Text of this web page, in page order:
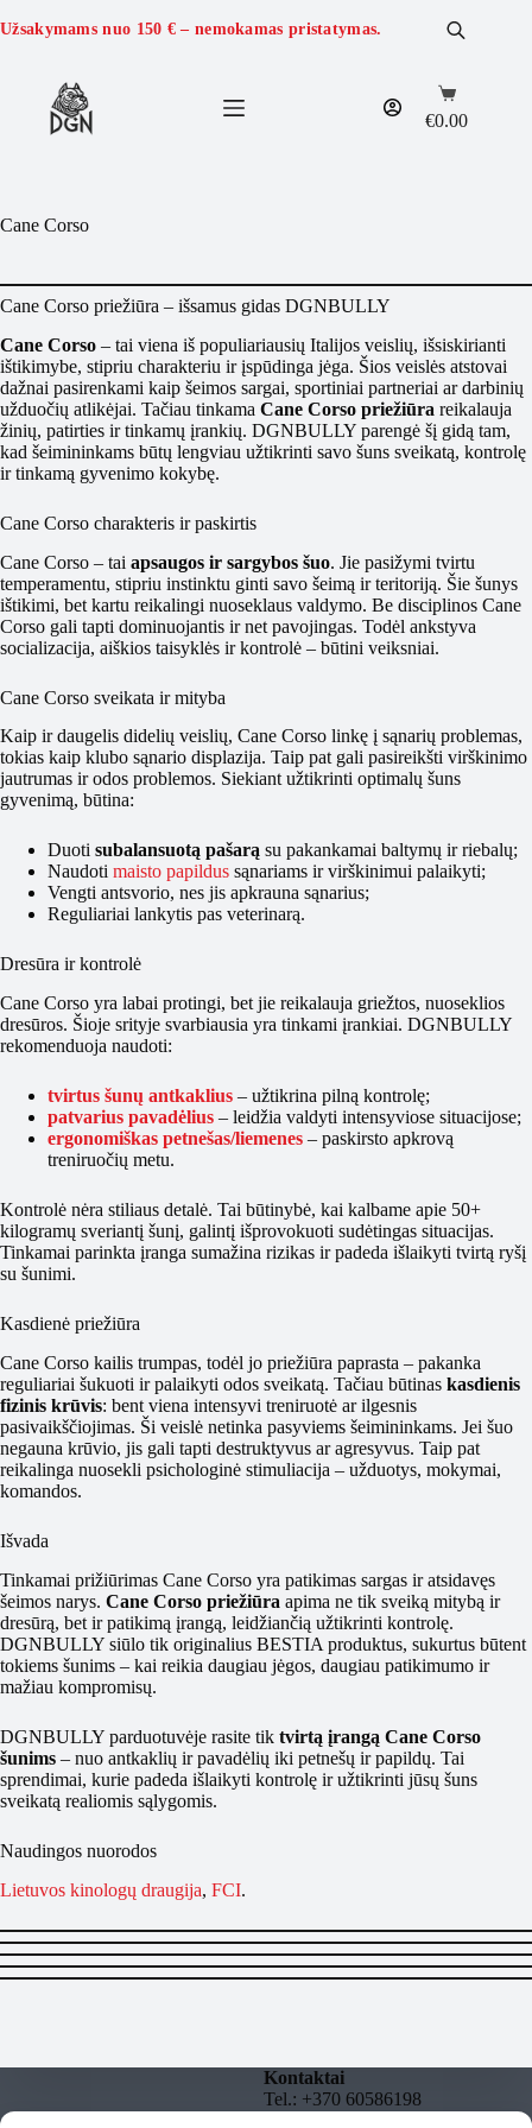
to
Užsakymams nuo 150 € – nemokamas pristatymas.
Shopping
cart
€0.00
Cane Corso
Cane Corso priežiūra – išsamus gidas DGNBULLY
Cane Corso – tai viena iš populiariausių Italijos veislių, išsiskirianti
ištikimybe, stipriu charakteriu ir įspūdinga jėga. Šios veislės atstovai
dažnai pasirenkami kaip šeimos sargai, sportiniai partneriai ar darbinių
užduočių atlikėjai. Tačiau tinkama Cane Corso priežiūra reikalauja
žinių, patirties ir tinkamų įrankių. DGNBULLY parengė šį gidą tam,
kad šeimininkams būtų lengviau užtikrinti savo šuns sveikatą, kontrolę
ir tinkamą gyvenimo kokybę.
Cane Corso charakteris ir paskirtis
Cane Corso – tai apsaugos ir sargybos šuo. Jie pasižymi tvirtu
temperamentu, stipriu instinktu ginti savo šeimą ir teritoriją. Šie šunys
ištikimi, bet kartu reikalingi nuoseklaus valdymo. Be disciplinos Cane
Corso gali tapti dominuojantis ir net pavojingas. Todėl ankstyva
socializacija, aiškios taisyklės ir kontrolė – būtini veiksniai.
Cane Corso sveikata ir mityba
Kaip ir daugelis didelių veislių, Cane Corso linkę į sąnarių problemas,
tokias kaip klubo sąnario displazija. Taip pat gali pasireikšti virškinimo
jautrumas ir odos problemos. Siekiant užtikrinti optimalų šuns
gyvenimą, būtina:
Duoti subalansuotą pašarą su pakankamai baltymų ir riebalų;
Naudoti maisto papildus sąnariams ir virškinimui palaikyti;
Vengti antsvorio, nes jis apkrauna sąnarius;
Reguliariai lankytis pas veterinarą.
Dresūra ir kontrolė
Cane Corso yra labai protingi, bet jie reikalauja griežtos, nuoseklios
dresūros. Šioje srityje svarbiausia yra tinkami įrankiai. DGNBULLY
rekomenduoja naudoti:
tvirtus šunų antkaklius – užtikrina pilną kontrolę;
patvarius pavadėlius – leidžia valdyti intensyviose situacijose;
ergonomiškas petnešas/liemenes – paskirsto apkrovą
treniruočių metu.
Kontrolė nėra stiliaus detalė. Tai būtinybė, kai kalbame apie 50+
kilogramų sveriantį šunį, galintį išprovokuoti sudėtingas situacijas.
Tinkamai parinkta įranga sumažina rizikas ir padeda išlaikyti tvirtą ryšį
su šunimi.
Kasdienė priežiūra
Cane Corso kailis trumpas, todėl jo priežiūra paprasta – pakanka
reguliariai šukuoti ir palaikyti odos sveikatą. Tačiau būtinas kasdienis
fizinis krūvis: bent viena intensyvi treniruotė ar ilgesnis
pasivaikščiojimas. Ši veislė netinka pasyviems šeimininkams. Jei šuo
negauna krūvio, jis gali tapti destruktyvus ar agresyvus. Taip pat
reikalinga nuosekli psichologinė stimuliacija – užduotys, mokymai,
komandos.
Išvada
Tinkamai prižiūrimas Cane Corso yra patikimas sargas ir atsidavęs
šeimos narys. Cane Corso priežiūra apima ne tik sveiką mitybą ir
dresūrą, bet ir patikimą įrangą, leidžiančią užtikrinti kontrolę.
DGNBULLY siūlo tik originalius BESTIA produktus, sukurtus būtent
tokiems šunims – kai reikia daugiau jėgos, daugiau patikimumo ir
mažiau kompromisų.
DGNBULLY parduotuvėje rasite tik tvirtą įrangą Cane Corso
šunims – nuo antkaklių ir pavadėlių iki petnešų ir papildų. Tai
sprendimai, kurie padeda išlaikyti kontrolę ir užtikrinti jūsų šuns
sveikatą realiomis sąlygomis.
Naudingos nuorodos
Lietuvos kinologų draugija, FCI.
Kontaktai
Tel.: +370 60586198